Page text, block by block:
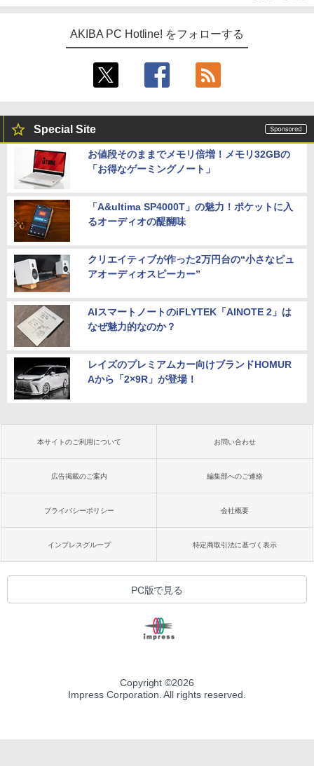
AKIBA PC Hotline! をフォローする
Special Site
お値段そのままでメモリ倍増！メモリ32GBの
「お得なゲーミングノート」
「A&ultima SP4000T」の魅力！ポケットに入
るオーディオの醍醐味
クリエイティブが作った2万円台の“小さなピュ
アオーディオスピーカー”
AIスマートノートのiFLYTEK「AINOTE 2」は
なぜ魅力的なのか？
レイズのプレミアムカー向けブランドHOMUR
Aから「2×9R」が登場！
本サイトのご利用について お問い合わせ
広告掲載のご案内 編集部へのご連絡
プライバシーポリシー 会社概要
インプレスグループ 特定商取引法に基づく表示
PC版で見る
Copyright ©2026
Impress Corporation. All rights reserved.